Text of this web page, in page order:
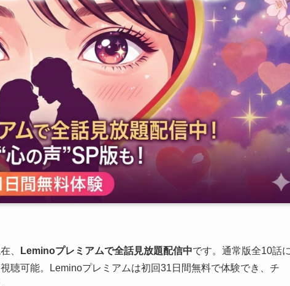
、 Leminoプレミアムで全話見放題配信中です。通常版全10話
聴可能。Leminoプレミアムは初回31日間無料で体験でき、チ